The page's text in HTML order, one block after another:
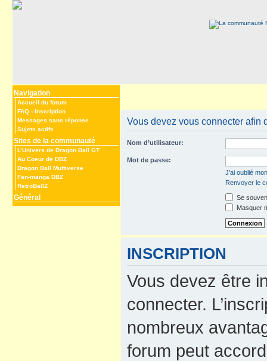
Navigation
Accueil du forum
FAQ - Inscription
Messages sans réponse
Sujets actifs
Sites de la communauté
L’Univers de Dragon Ball GT
Au Coeur de DBZ
Dragon Ball Multiverse
Fan-manga DBZ
RetroBallZ
Général
Vous devez vous connecter afin
Nom d’utilisateur:
Mot de passe:
J’ai oublié
Renvoyer le
Se
Masquer
INSCRIPTION
Vous devez être
connecter.
nombreux
forum peut